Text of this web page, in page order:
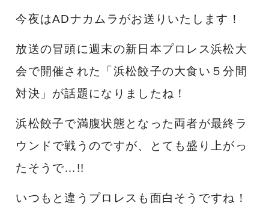
今夜はADナカムラがお送りいたします！
放送の冒頭に週末の新日本プロレス浜松大
会で開催された「浜松餃子の大食い５分間
対決」が話題になりましたね！
浜松餃子で満腹状態となった両者が最終ラ
ウンドで戦うのですが、とても盛り上がっ
たそうで…!!
いつもと違うプロレスも面白そうですね！